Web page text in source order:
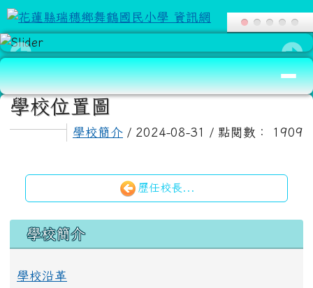
跳至主內容區
花蓮縣瑞穗鄉舞鶴國民小學 資訊網
導覽列
主內容區域
學校位置圖
學校簡介 / 2024-08-31 / 點閱數： 1909
歷任校長...
左邊區域內容
學校簡介
學校沿革
頁尾區域